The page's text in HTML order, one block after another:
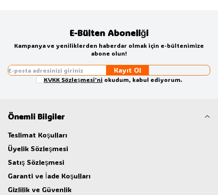
E-Bülten Aboneliği
Kampanya ve yeniliklerden haberdar olmak için e-bültenimize
abone olun!
Kayıt Ol
KVKK Sözleşmesi'ni okudum, kabul ediyorum.
Önemli Bilgiler
Teslimat Koşulları
Üyelik Sözleşmesi
Satış Sözleşmesi
Garanti ve İade Koşulları
Gizlilik ve Güvenlik